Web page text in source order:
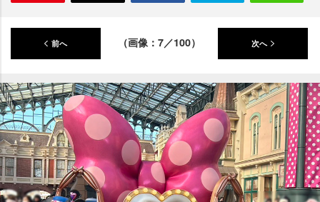
前へ （画像：7／100） 次へ